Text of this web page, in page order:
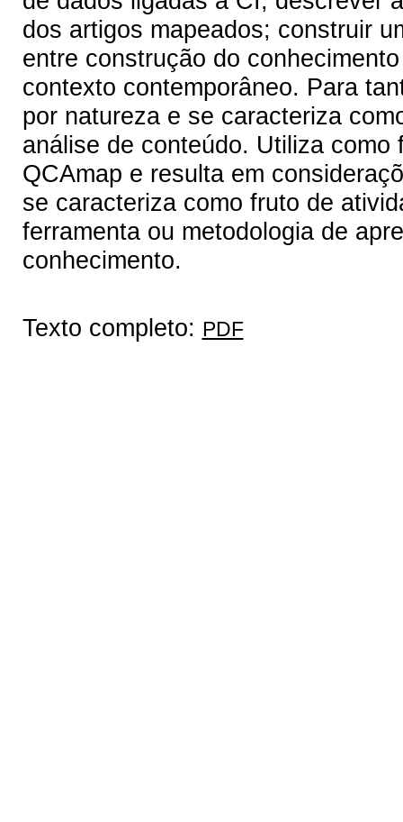
dos artigos mapeados; construir
entre construção do
contexto contemporâneo. Para
por natureza e se caracteriza
análise de conteúdo. Utiliza
QCAmap e resulta em
se caracteriza como fruto de
ferramenta ou metodologia de
conhecimento.
Texto completo: PDF